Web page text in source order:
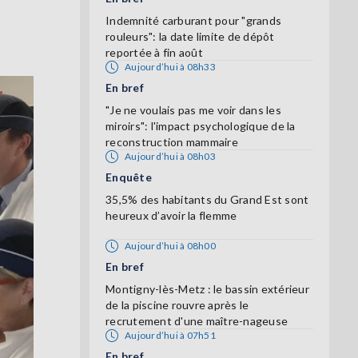
Indemnité carburant pour "grands
rouleurs": la date limite de dépôt
reportée à fin août
Aujourd’hui à 08h33
En bref
"Je ne voulais pas me voir dans les
miroirs": l'impact psychologique de la
reconstruction mammaire
Aujourd’hui à 08h03
Enquête
35,5% des habitants du Grand Est sont
heureux d’avoir la flemme
Aujourd’hui à 08h00
En bref
Montigny-lès-Metz : le bassin extérieur
de la piscine rouvre après le
recrutement d'une maître-nageuse
Aujourd’hui à 07h51